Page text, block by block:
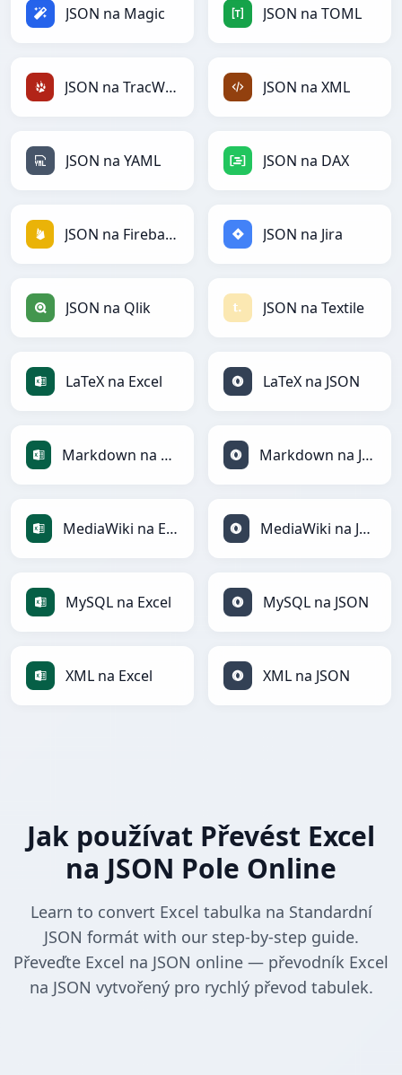
JSON na Magic JSON na TOML
JSON na TracWiki JSON na XML
JSON na YAML JSON na DAX
JSON na Firebase JSON na Jira
JSON na Qlik JSON na Textile
LaTeX na Excel LaTeX na JSON
Markdown na Excel Markdown na JSON
MediaWiki na Excel MediaWiki na JSON
MySQL na Excel MySQL na JSON
XML na Excel XML na JSON
Jak používat Převést Excel
na JSON Pole Online
Learn to convert Excel tabulka na Standardní
JSON formát with our step-by-step guide.
Převeďte Excel na JSON online — převodník Excel
na JSON vytvořený pro rychlý převod tabulek.